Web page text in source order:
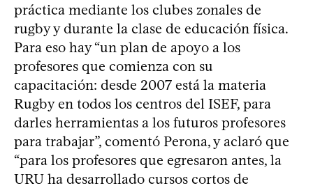
práctica mediante los clubes zonales de
rugby y durante la clase de educación física.
Para eso hay “un plan de apoyo a los
profesores que comienza con su
capacitación: desde 2007 está la materia
Rugby en todos los centros del ISEF, para
darles herramientas a los futuros profesores
para trabajar”, comentó Perona, y aclaró que
“para los profesores que egresaron antes, la
URU ha desarrollado cursos cortos de